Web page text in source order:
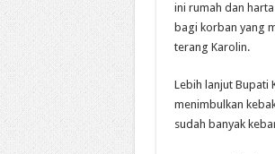
ini rumah dan
bagi korban yang
terang Karolin.
Lebih lanjut Bupati
menimbulkan
sudah banyak